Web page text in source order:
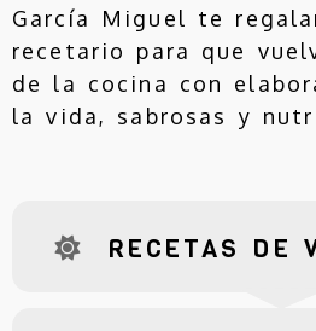
García Miguel te
recetario para que
de la cocina con
la vida, sabrosas y
RECETAS DE